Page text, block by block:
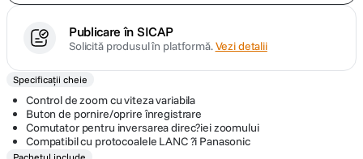
Publicare în SICAP
Solicită produsul în platformă.Vezi detalii
Specificații cheie
Control de zoom cu viteza variabila
Buton de pornire/oprire înregistrare
Comutator pentru inversarea direc?iei zoomului
Compatibil cu protocoalele LANC ?i Panasonic